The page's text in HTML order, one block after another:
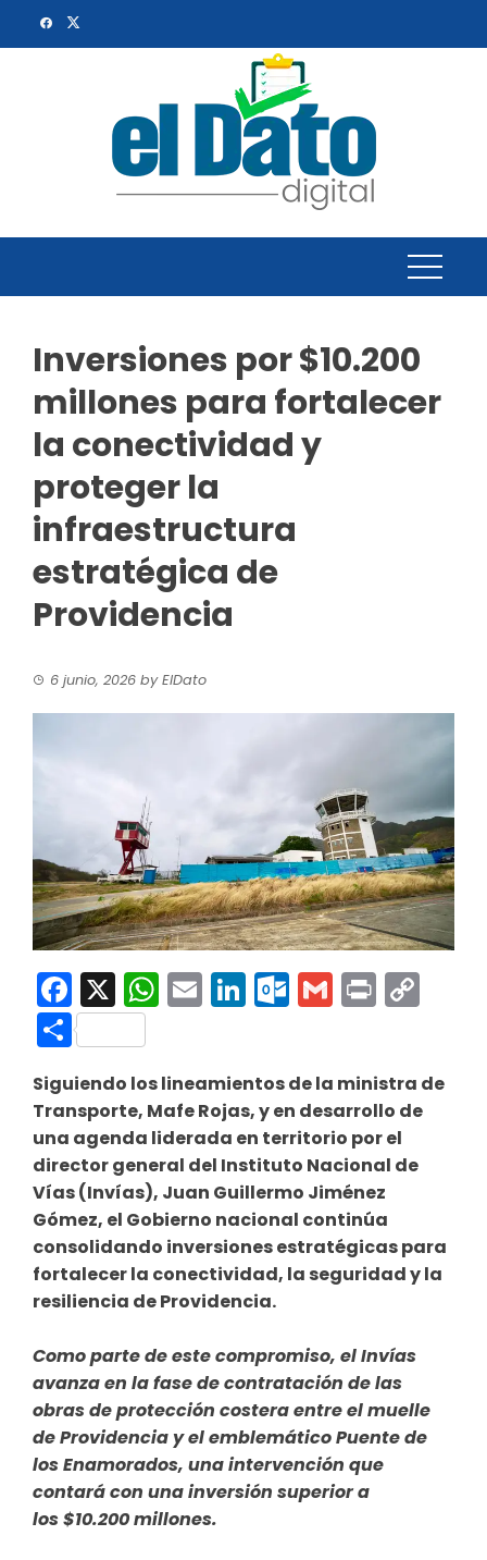
Inversiones por $10.200
millones para fortalecer
la conectividad y
proteger la
infraestructura
estratégica de
Providencia
6 junio, 2026 byElDato
Facebook
X WhatsApp
EmailLinkedInGmail
Print
Compartir
Siguiendo los lineamientos de la ministra de
Transporte, Mafe Rojas, y en desarrollo de
una agenda liderada en territorio por el
director general del Instituto Nacional de
Vías (Invías), Juan Guillermo Jiménez
Gómez, el Gobierno nacional continúa
consolidando inversiones estratégicas para
fortalecer la conectividad, la seguridad y la
resiliencia de Providencia.
Como parte de este compromiso, el Invías
avanza en la fase de contratación de las
obras de protección costera entre el muelle
de Providencia y el emblemático Puente de
los Enamorados, una intervención que
contará con una inversión superior a
los $10.200 millones.